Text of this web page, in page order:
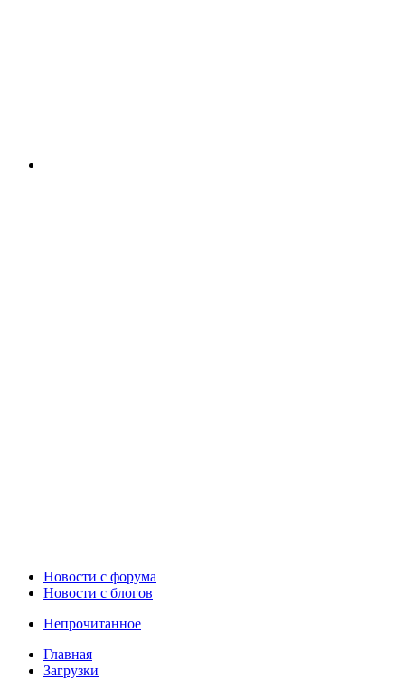
Новости c форума
Новости с блогов
Непрочитанное
Главная
Загрузки